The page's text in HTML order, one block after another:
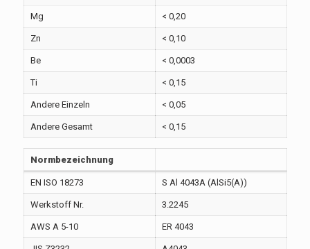
Mg < 0,20
Zn < 0,10
Be < 0,0003
Ti < 0,15
Andere Einzeln < 0,05
Andere Gesamt < 0,15
Normbezeichnung
EN ISO 18273 S Al 4043A (AlSi5(A))
Werkstoff Nr. 3.2245
AWS A 5-10 ER 4043